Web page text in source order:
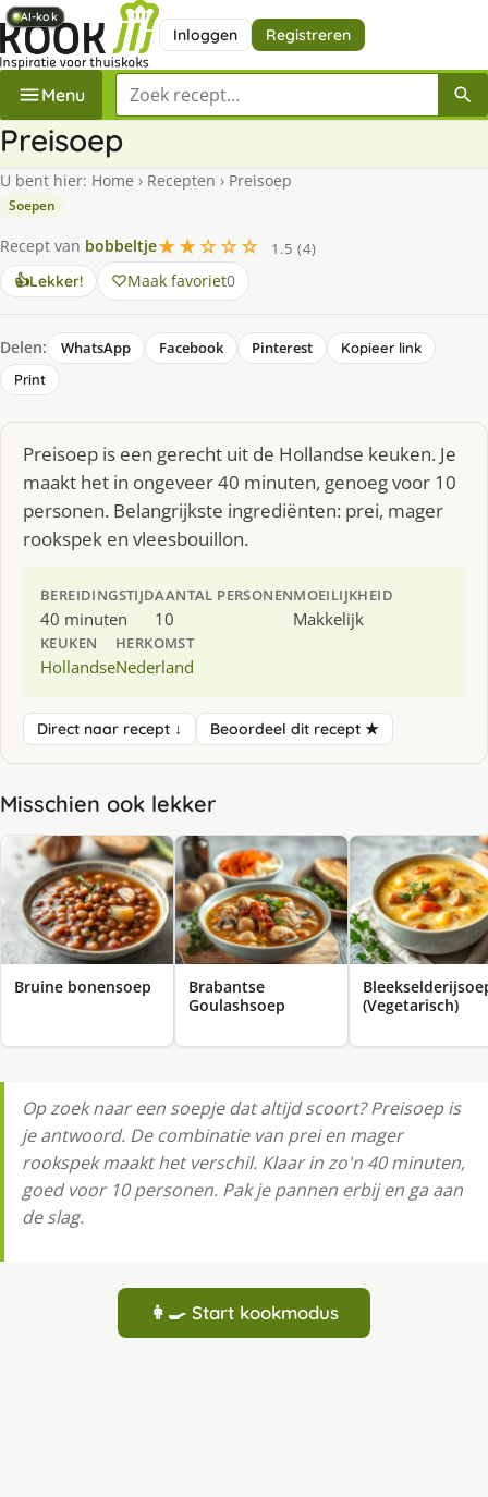
Inloggen Registreren
Menu Zoek een recept
Preisoep
U bent hier: Home › Recepten › Preisoep
Soepen
Recept van bobbeltje★★☆☆☆
1.5 (4)
👍Lekker! Maak favoriet0
Delen: WhatsApp Facebook Pinterest
Kopieer link
Print
Preisoep is een gerecht uit de Hollandse keuken. Je
maakt het in ongeveer 40 minuten, genoeg voor 10
personen. Belangrijkste ingrediënten: prei, mager
rookspek en vleesbouillon.
BEREIDINGSTIJD
40 minuten
AANTAL PERSONEN
10
MOEILIJKHEID
Makkelijk
KEUKEN
Hollandse
HERKOMST
Nederland
Direct naar recept ↓ Beoordeel dit recept ★
Misschien ook lekker
AI-kok
Bruine bonensoep
AI-kok
Brabantse
Goulashsoep
AI-kok
(Vegetarisch)
AI-kok
AI-kok
Op zoek naar een soepje dat altijd scoort? Preisoep is
je antwoord. De combinatie van prei en mager
rookspek maakt het verschil. Klaar in zo'n 40 minuten,
goed voor 10 personen. Pak je pannen erbij en ga aan
de slag.
👩‍🍳 Start kookmodus